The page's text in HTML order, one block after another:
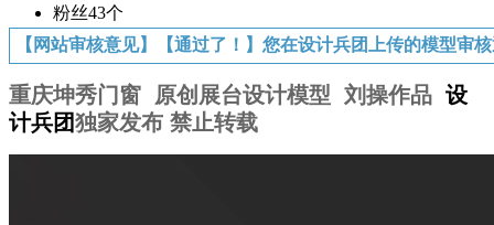
粉丝43个
【网站审核意见】【通过了！】您在设计兵团上传的模型审
重庆坤秀门窗 原创展台设计模型 刘操作品 设
计兵团独家发布 禁止转载